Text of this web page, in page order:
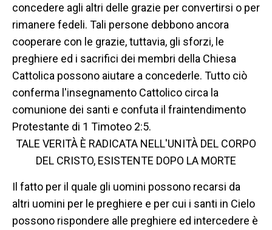
concedere agli altri delle grazie per convertirsi o per
rimanere fedeli. Tali persone debbono ancora
cooperare con le grazie, tuttavia, gli sforzi, le
preghiere ed i sacrifici dei membri della Chiesa
Cattolica possono aiutare a concederle. Tutto ciò
conferma l'insegnamento Cattolico circa la
comunione dei santi e confuta il fraintendimento
Protestante di 1 Timoteo 2:5.
TALE VERITÀ È RADICATA NELL'UNITÀ DEL CORPO
DEL CRISTO, ESISTENTE DOPO LA MORTE
Il fatto per il quale gli uomini possono recarsi da
altri uomini per le preghiere e per cui i santi in Cielo
possono rispondere alle preghiere ed intercedere è